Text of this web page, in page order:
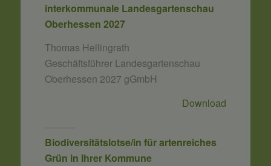
interkommunale Landesgartenschau
Oberhessen 2027
Thomas Hellingrath
Geschäftsführer Landesgartenschau
Oberhessen 2027 gGmbH
Download
Biodiversitätslotse/in für artenreiches
Grün in Ihrer Kommune